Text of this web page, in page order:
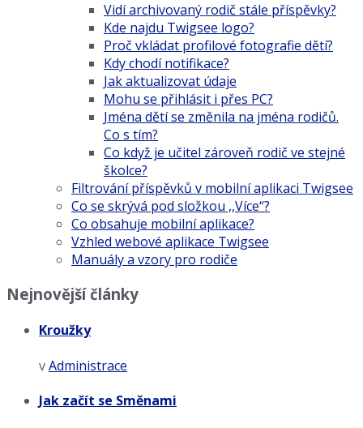
Vidí archivovaný rodič stále příspěvky?
Kde najdu Twigsee logo?
Proč vkládat profilové fotografie dětí?
Kdy chodí notifikace?
Jak aktualizovat údaje
Mohu se přihlásit i přes PC?
Jména dětí se změnila na jména rodičů.
Co s tím?
Co když je učitel zároveň rodič ve stejné
školce?
Filtrování příspěvků v mobilní aplikaci Twigsee
Co se skrývá pod složkou ,,Více“?
Co obsahuje mobilní aplikace?
Vzhled webové aplikace Twigsee
Manuály a vzory pro rodiče
Nejnovější články
Kroužky
vAdministrace
Jak začít se Směnami